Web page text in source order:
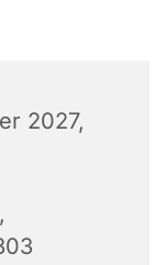
2027,